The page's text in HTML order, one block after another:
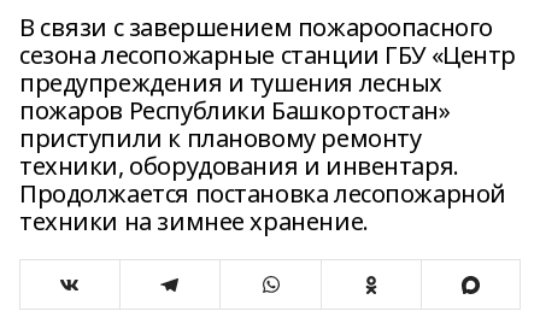
В связи с завершением пожароопасного
сезона лесопожарные станции ГБУ «Центр
предупреждения и тушения лесных
пожаров Республики Башкортостан»
приступили к плановому ремонту
техники, оборудования и инвентаря.
Продолжается постановка лесопожарной
техники на зимнее хранение.